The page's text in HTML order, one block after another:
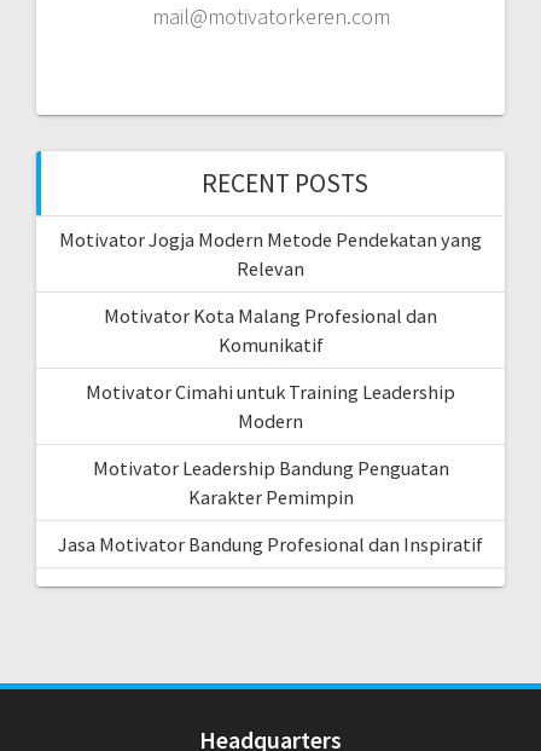
mail@motivatorkeren.com
RECENT POSTS
Motivator Jogja Modern Metode Pendekatan yang
Relevan
Motivator Kota Malang Profesional dan
Komunikatif
Motivator Cimahi untuk Training Leadership
Modern
Motivator Leadership Bandung Penguatan
Karakter Pemimpin
Jasa Motivator Bandung Profesional dan Inspiratif
Headquarters